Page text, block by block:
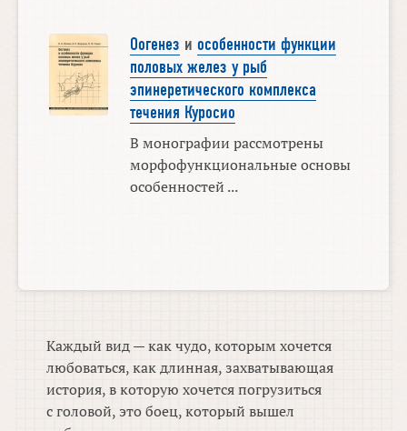
Оогенез и особенности функции
половых желез у рыб
эпинеретического комплекса
течения Куросио
В монографии рассмотрены
морфофункциональные основы
особенностей ...
Каждый вид — как чудо, которым хочется
любоваться, как длинная, захватывающая
история, в которую хочется погрузиться
с головой, это боец, который вышел